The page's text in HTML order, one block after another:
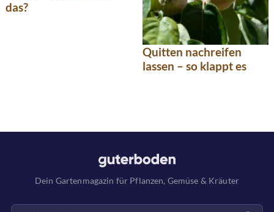
das?
Quitten nachreifen
lassen – so klappt es
Dein Gartenmagazin für Pflanzen, Gemüse & Kräuter